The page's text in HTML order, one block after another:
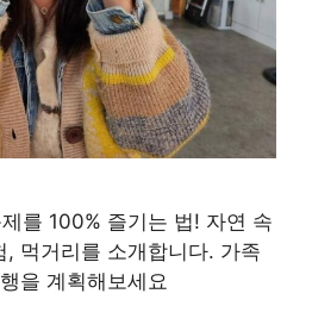
를 100% 즐기는 법! 자연 속
, 먹거리를 소개합니다. 가족
을 계획해보세요